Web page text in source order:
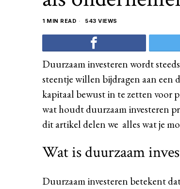
1 MIN READ 543 VIEWS
Duurzaam investeren wordt
steentje willen bijdragen aan een
kapitaal bewust in te zetten voor
wat houdt duurzaam investeren
dit artikel delen we alles wat je
Wat is duurzaam
Duurzaam investeren betekent